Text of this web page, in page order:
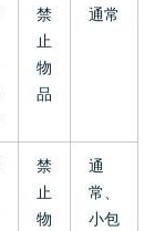
禁
止
物
品
通常
禁
止
物
通
常、
小包